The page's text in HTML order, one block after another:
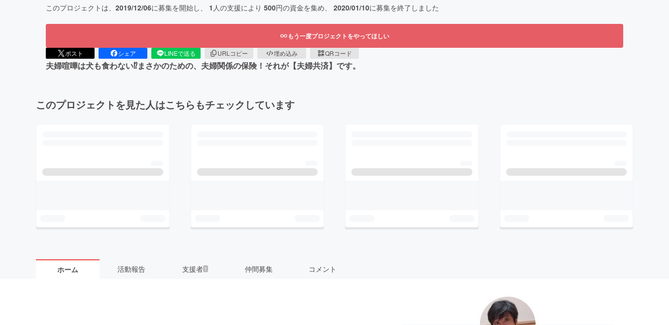
このプロジェクトは、 2019/12/06に募集を開始し、 1 人の支援により 500円の資金を集め、 2020/01/10に募集を終了しました
もう一度プロジェクトをやってほしい
ポスト シェア LINEで送る URLコピー 埋め込み QRコード
夫婦喧嘩は犬も食わない⁉︎まさかのための、夫婦関係の保険！それが【夫婦共済】です。
このプロジェクトを見た人はこちらもチェックしています
ホーム 活動報告 支援者 1 仲間募集 コメント